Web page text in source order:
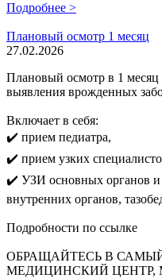
Подробнее >
Плановый осмотр 1 месяц
27.02.2026
Плановый осмотр в 1 месяц
выявления врожденных
Включает в себя:
✔️ прием педиатра,
✔️ прием узких
✔️ УЗИ основных органов и
внутренних органов,
Подробности по ссылке
ОБРАЩАЙТЕСЬ В
МЕДИЦИНСКИЙ ЦЕНТР,